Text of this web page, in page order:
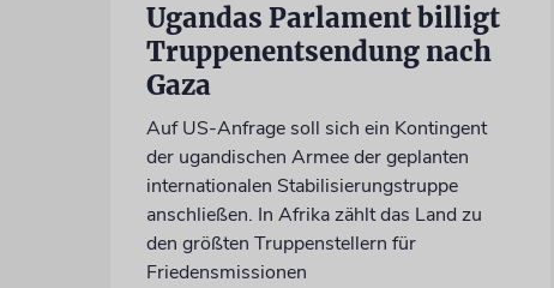
Ugandas Parlament billigt
Truppenentsendung nach
Gaza
Auf US-Anfrage soll sich ein Kontingent
der ugandischen Armee der geplanten
internationalen Stabilisierungstruppe
anschließen. In Afrika zählt das Land zu
den größten Truppenstellern für
Friedensmissionen